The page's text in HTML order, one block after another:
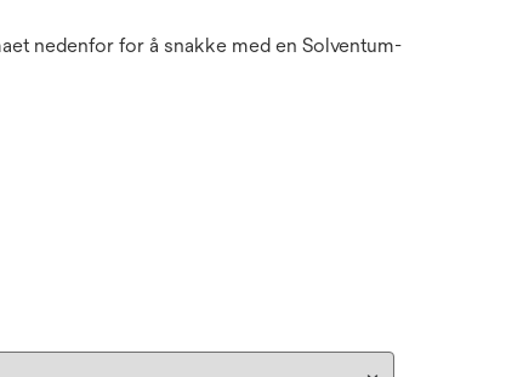
nedenfor for å snakke med en Solventum-